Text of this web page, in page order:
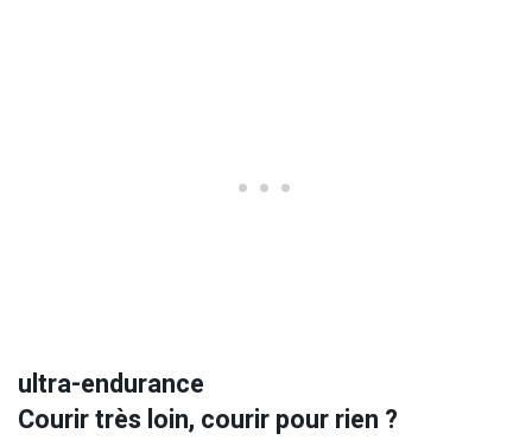
ultra-endurance
Courir très loin, courir pour rien ?